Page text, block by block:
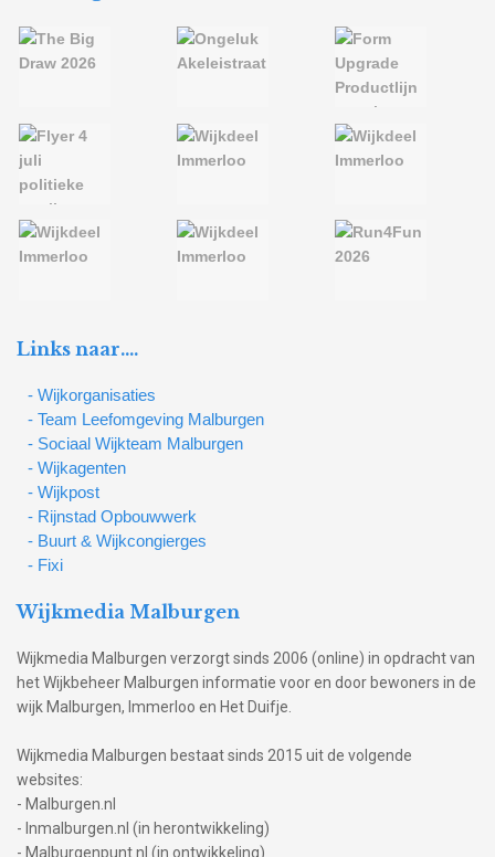
Links naar….
- Wijkorganisaties
- Team Leefomgeving Malburgen
- Sociaal Wijkteam Malburgen
- Wijkagenten
- Wijkpost
- Rijnstad Opbouwwerk
- Buurt & Wijkcongierges
- Fixi
Wijkmedia Malburgen
Wijkmedia Malburgen verzorgt sinds 2006 (online) in opdracht van
het Wijkbeheer Malburgen informatie voor en door bewoners in de
wijk Malburgen, Immerloo en Het Duifje.
Wijkmedia Malburgen bestaat sinds 2015 uit de volgende
websites:
- Malburgen.nl
- Inmalburgen.nl (in herontwikkeling)
- Malburgenpunt.nl (in ontwikkeling)